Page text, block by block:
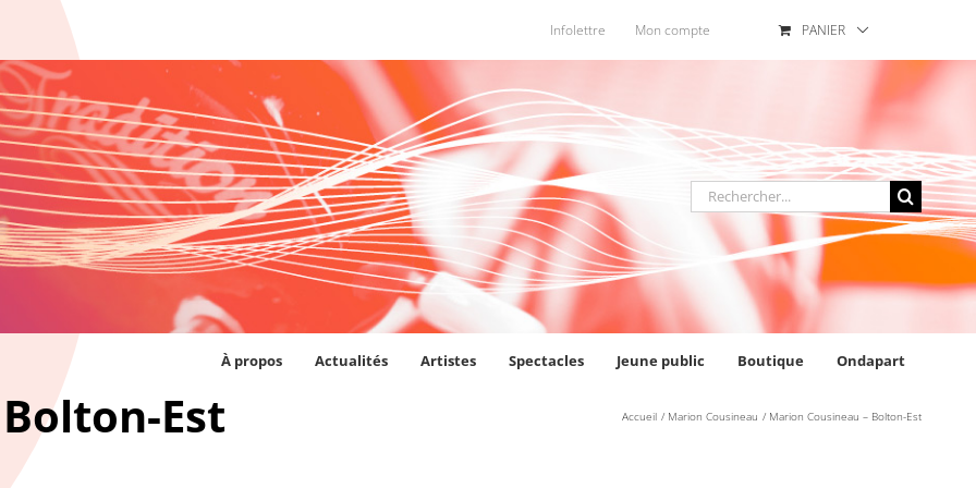
Infolettre Mon compte PANIER
Rechercher
:
À propos Actualités Artistes Spectacles Jeune public Boutique Ondapart
Est Accueil Marion Cousineau Marion Cousineau – Bolton-Est